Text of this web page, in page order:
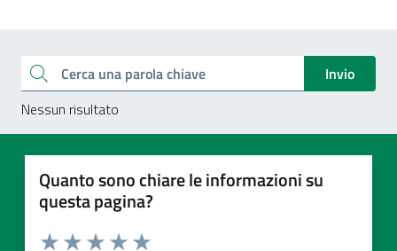
Esplora tutti i documenti
Cerca una parola chiave
Invio
Nessun risultato
Quanto sono chiare le informazioni su
questa pagina?